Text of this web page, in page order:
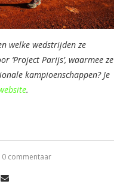
welke wedstrijden ze
‘Project Parijs’, waarmee ze
kampioenschappen? Je
.
0 commentaar